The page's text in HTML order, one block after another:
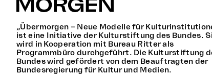
„Übermorgen – Neue Modelle für
ist eine Initiative der Kulturstiftung des Bundes.
wird in Kooperation mit Bureau Ritter als
Programmbüro durchgeführt. Die Kulturstiftung
Bundes wird gefördert von dem Beauftragten der
Bundesregierung für Kultur und Medien.